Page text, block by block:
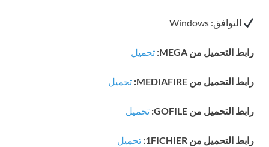
التوافق: Windows
رابط التحميل من MEGA: تحميل
رابط التحميل من MEDIAFIRE: تحميل
رابط التحميل من GOFILE: تحميل
رابط التحميل من 1FICHIER: تحميل